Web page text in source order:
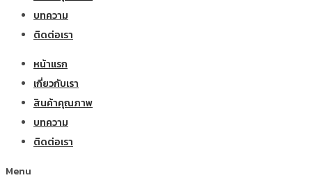
บทความ
ติดต่อเรา
หน้าแรก
เกี่ยวกับเรา
สินค้าคุณภาพ
บทความ
ติดต่อเรา
Menu